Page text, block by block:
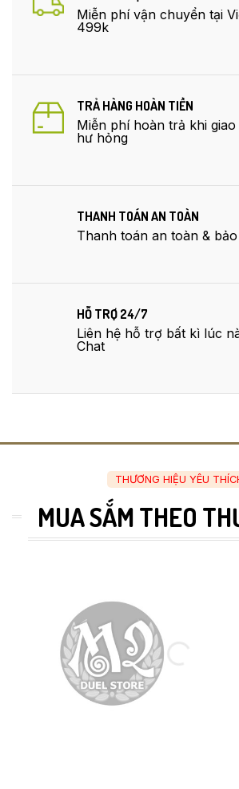
Miễn phí vận chuyển tại
499k
TRẢ HÀNG HOÀN TIỀN
Miễn phí hoàn trả khi giao
hư hỏng
THANH TOÁN AN TOÀN
Thanh toán an toàn &
HỖ TRỢ 24/7
Liên hệ hỗ trợ bất kì lúc
Chat
THƯƠNG HIỆU YÊU
MUA SẮM THEO